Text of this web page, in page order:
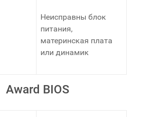
Неисправны блок
питания,
материнская плата
или динамик
Award BIOS